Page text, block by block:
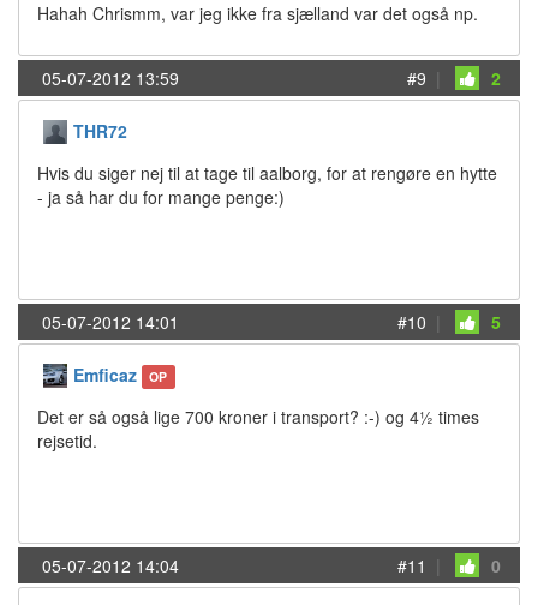
Hahah Chrismm, var jeg ikke fra sjælland var det også np.
05-07-2012 13:59 #9 | 2
THR72
Hvis du siger nej til at tage til aalborg, for at rengøre en hytte
- ja så har du for mange penge:)
05-07-2012 14:01 #10 | 5
Emficaz OP
Det er så også lige 700 kroner i transport? :-) og 4½ times
rejsetid.
05-07-2012 14:04 #11 | 0